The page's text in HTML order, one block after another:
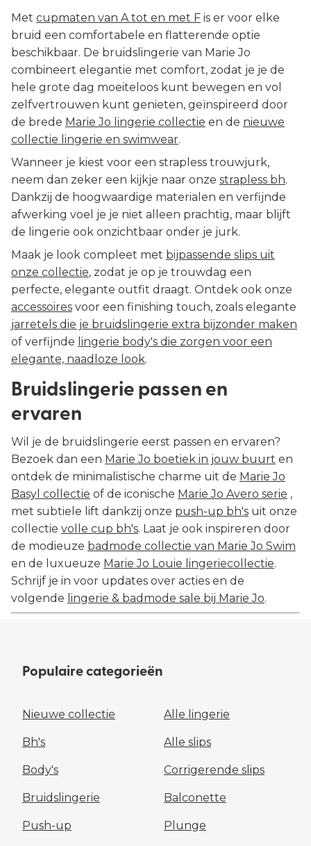
Met cupmaten van A tot en met F is er voor elke
bruid een comfortabele en flatterende optie
beschikbaar. De bruidslingerie van Marie Jo
combineert elegantie met comfort, zodat je je de
hele grote dag moeiteloos kunt bewegen en vol
zelfvertrouwen kunt genieten, geïnspireerd door
de brede Marie Jo lingerie collectie en de nieuwe
collectie lingerie en swimwear.
Wanneer je kiest voor een strapless trouwjurk,
neem dan zeker een kijkje naar onze strapless bh.
Dankzij de hoogwaardige materialen en verfijnde
afwerking voel je je niet alleen prachtig, maar blijft
de lingerie ook onzichtbaar onder je jurk.
Maak je look compleet met bijpassende slips uit
onze collectie, zodat je op je trouwdag een
perfecte, elegante outfit draagt. Ontdek ook onze
accessoires voor een finishing touch, zoals elegante
jarretels die je bruidslingerie extra bijzonder maken
of verfijnde lingerie body's die zorgen voor een
elegante, naadloze look.
Bruidslingerie passen en
ervaren
Wil je de bruidslingerie eerst passen en ervaren?
Bezoek dan een Marie Jo boetiek in jouw buurt en
ontdek de minimalistische charme uit de Marie Jo
Basyl collectie of de iconische Marie Jo Avero serie ,
met subtiele lift dankzij onze push-up bh's uit onze
collectie volle cup bh's. Laat je ook inspireren door
de modieuze badmode collectie van Marie Jo Swim
en de luxueuze Marie Jo Louie lingeriecollectie.
Schrijf je in voor updates over acties en de
volgende lingerie & badmode sale bij Marie Jo.
Populaire categorieën
Nieuwe collectie Alle lingerie
Bh's Alle slips
Body's Corrigerende slips
Bruidslingerie Balconette
Push-up Plunge